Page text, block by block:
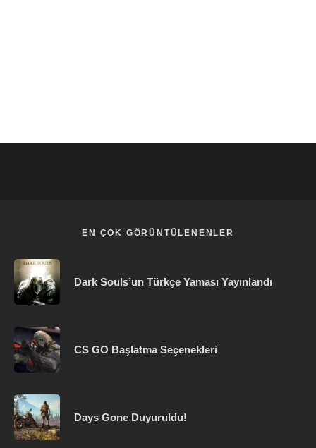
EN ÇOK GÖRÜNTÜLENENLER
Dark Souls’un Türkçe Yaması Yayınlandı
CS GO Başlatma Seçenekleri
Days Gone Duyuruldu!